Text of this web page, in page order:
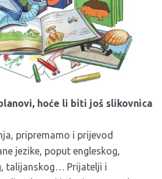
hoće li biti još slikovnica
pripremamo i prijevod
jezike, poput engleskog,
talijanskog… Prijatelji i